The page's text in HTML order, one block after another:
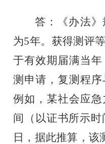
答：《办法
为5年。获得测评
于有效期届满当
测申请，复测程序
例如，某社会应
间（以证书所示时
日，据此推算，该